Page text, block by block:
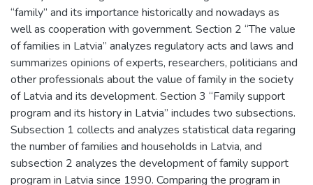
“family” and its importance historically and nowadays as
well as cooperation with government. Section 2 “The value
of families in Latvia” analyzes regulatory acts and laws and
summarizes opinions of experts, researchers, politicians and
other professionals about the value of family in the society
of Latvia and its development. Section 3 “Family support
program and its history in Latvia” includes two subsections.
Subsection 1 collects and analyzes statistical data regaring
the number of families and households in Latvia, and
subsection 2 analyzes the development of family support
program in Latvia since 1990. Comparing the program in